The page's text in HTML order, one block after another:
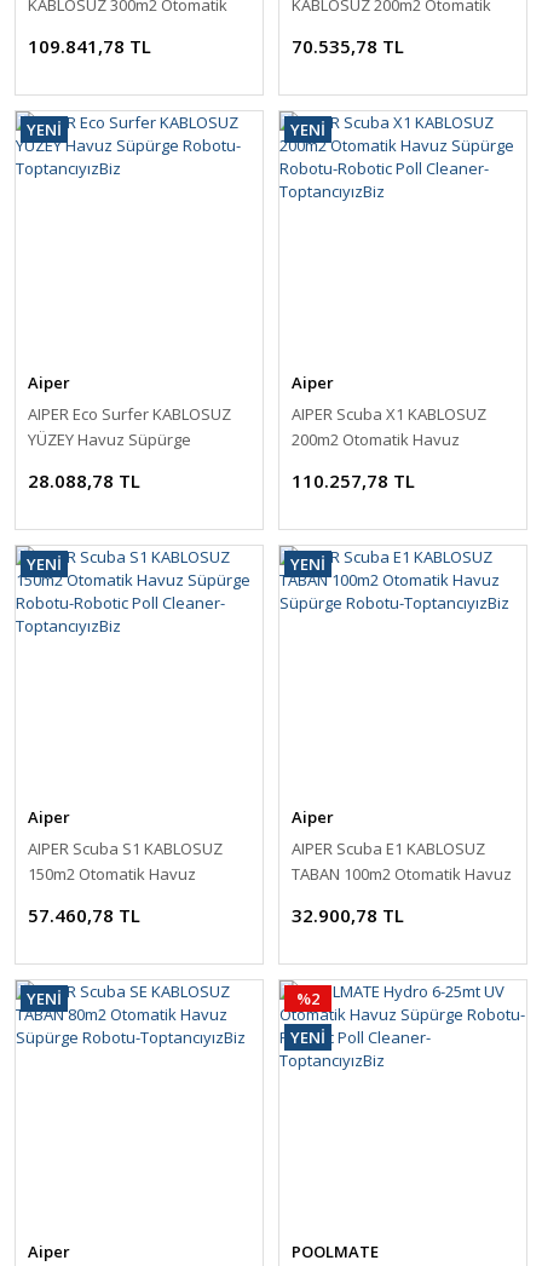
KABLOSUZ 300m2 Otomatik
ToptancıyızBiz
109.841,78 TL
KABLOSUZ 200m2 Otomatik
ToptancıyızBiz
70.535,78 TL
YENİ
Aiper
AIPER Eco Surfer KABLOSUZ
YÜZEY Havuz Süpürge
28.088,78 TL
YENİ
Aiper
AIPER Scuba X1 KABLOSUZ
200m2 Otomatik Havuz
Cleaner-ToptancıyızBiz
110.257,78 TL
YENİ
Aiper
AIPER Scuba S1 KABLOSUZ
150m2 Otomatik Havuz
Cleaner-ToptancıyızBiz
57.460,78 TL
YENİ
Aiper
AIPER Scuba E1 KABLOSUZ
TABAN 100m2 Otomatik Havuz
ToptancıyızBiz
32.900,78 TL
YENİ
Aiper
%2
YENİ
POOLMATE